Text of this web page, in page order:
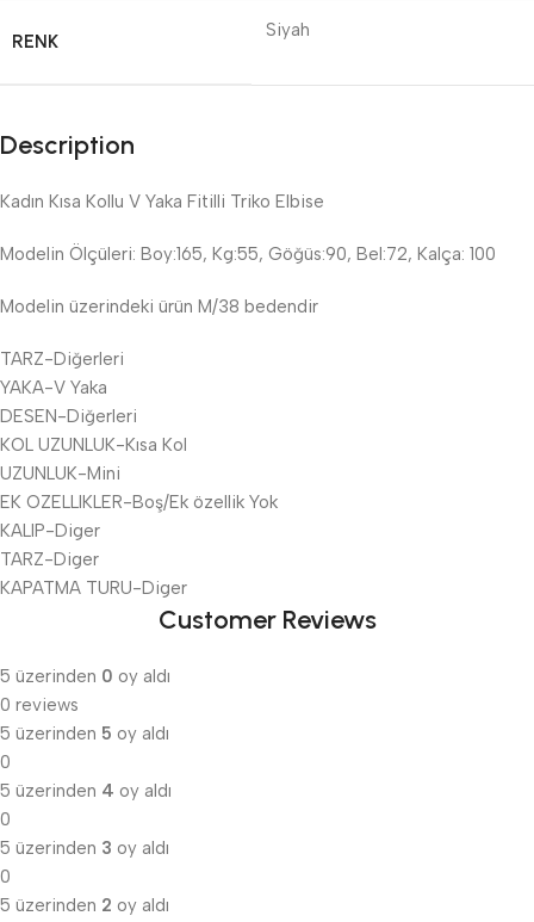
RENK Siyah
Description
Kadın Kısa Kollu V Yaka Fitilli Triko Elbise
Modelin Ölçüleri: Boy:165, Kg:55, Göğüs:90, Bel:72, Kalça: 100
Modelin üzerindeki ürün M/38 bedendir
TARZ-Diğerleri
YAKA-V Yaka
DESEN-Diğerleri
KOL UZUNLUK-Kısa Kol
UZUNLUK-Mini
EK OZELLIKLER-Boş/Ek özellik Yok
KALIP-Diger
TARZ-Diger
KAPATMA TURU-Diger
Customer Reviews
5 üzerinden 0 oy aldı
0 reviews
5 üzerinden 5 oy aldı
0
5 üzerinden 4 oy aldı
0
5 üzerinden 3 oy aldı
0
5 üzerinden 2 oy aldı